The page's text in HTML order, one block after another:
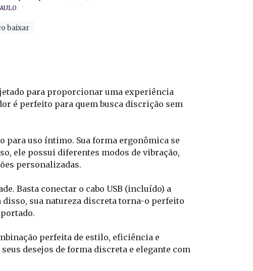
baixar
para proporcionar uma experiência
é perfeito para quem busca discrição sem
para uso íntimo. Sua forma ergonômica se
ele possui diferentes modos de vibração,
personalizadas.
Basta conectar o cabo USB (incluído) a
sua natureza discreta torna-o perfeito
perfeita de estilo, eficiência e
desejos de forma discreta e elegante com